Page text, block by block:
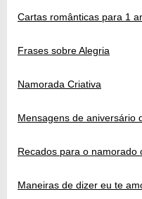
Cartas românticas para 1
Frases sobre Alegria
Namorada Criativa
Mensagens de aniversário
Recados para o namorado
Maneiras de dizer eu te